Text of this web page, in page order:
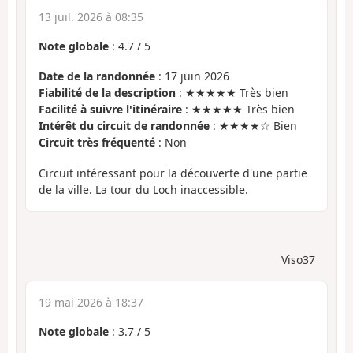
13 juil. 2026 à 08:35
Note globale : 4.7 / 5
Date de la randonnée : 17 juin 2026
Fiabilité de la description : ★★★★★ Très bien
Facilité à suivre l'itinéraire : ★★★★★ Très bien
Intérêt du circuit de randonnée : ★★★★☆ Bien
Circuit très fréquenté : Non
Circuit intéressant pour la découverte d'une partie
de la ville. La tour du Loch inaccessible.
Viso37
19 mai 2026 à 18:37
Note globale : 3.7 / 5